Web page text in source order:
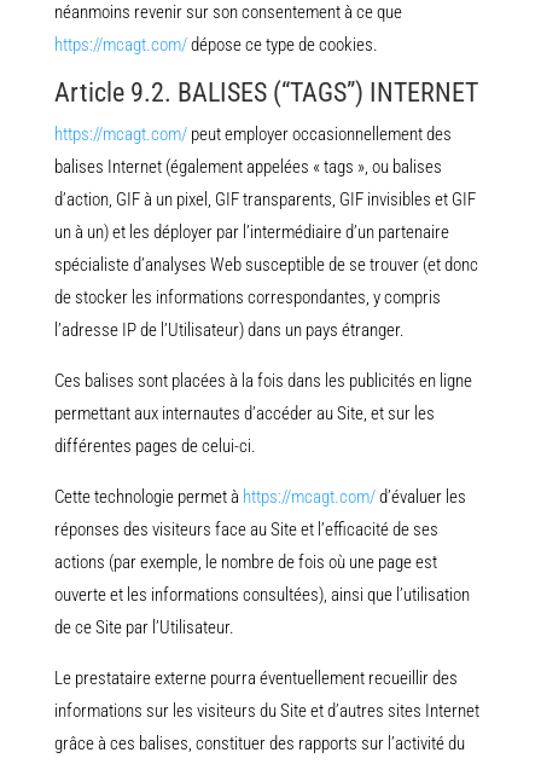
néanmoins revenir sur son consentement à ce que
https://mcagt.com/dépose ce type de cookies.
Article 9.2. BALISES (“TAGS”) INTERNET
https://mcagt.com/peut employer occasionnellement des
balises Internet (également appelées « tags », ou balises
d’action, GIF à un pixel, GIF transparents, GIF invisibles et GIF
un à un) et les déployer par l’intermédiaire d’un partenaire
spécialiste d’analyses Web susceptible de se trouver (et donc
de stocker les informations correspondantes, y compris
l’adresse IP de l’Utilisateur) dans un pays étranger.
Ces balises sont placées à la fois dans les publicités en ligne
permettant aux internautes d’accéder au Site, et sur les
différentes pages de celui-ci.
Cette technologie permet à https://mcagt.com/d’évaluer les
réponses des visiteurs face au Site et l’efficacité de ses
actions (par exemple, le nombre de fois où une page est
ouverte et les informations consultées), ainsi que l’utilisation
de ce Site par l’Utilisateur.
Le prestataire externe pourra éventuellement recueillir des
informations sur les visiteurs du Site et d’autres sites Internet
grâce à ces balises, constituer des rapports sur l’activité du